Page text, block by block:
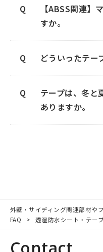
します。
しかしながら、
完全に繋がらな
です。
そのため、ほと
す。
【ABSS関連】
すか。
どういったテー
テープは、冬と
ありますか。
外壁・サイディング関連部材や
FAQ
透湿防水シート・テー